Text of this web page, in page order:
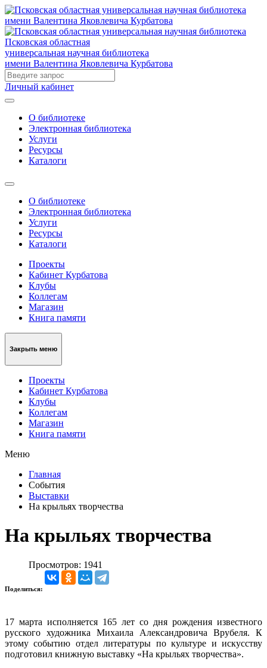
Псковская областная
универсальная научная библиотека
имени Валентина Яковлевича Курбатова
Личный кабинет
О библиотеке
Электронная библиотека
Услуги
Ресурсы
Каталоги
О библиотеке
Электронная библиотека
Услуги
Ресурсы
Каталоги
Проекты
Кабинет Курбатова
Клубы
Коллегам
Магазин
Книга памяти
Закрыть меню
Проекты
Кабинет Курбатова
Клубы
Коллегам
Магазин
Книга памяти
Меню
Главная
События
Выставки
На крыльях творчества
На крыльях творчества
Просмотров: 1941
Поделиться:
17 марта исполняется 165 лет со дня рождения известного
русского художника Михаила Александровича Врубеля. К
этому событию отдел литературы по культуре и искусству
подготовил книжную выставку «На крыльях творчества».